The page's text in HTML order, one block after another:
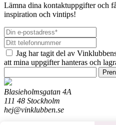
Lämna dina kontaktuppgifter och
inspiration och vintips!
Jag har tagit del av
att mina uppgifter hanteras och
Blasieholmsgatan 4A
111 48 Stockholm
hej@vinklubben.se